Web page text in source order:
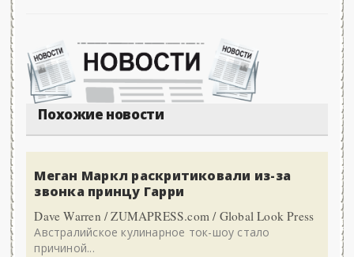
Похожие новости
Меган Маркл раскритиковали из-за
звонка принцу Гарри
Dave Warren / ZUMAPRESS.com / Global Look Press
Австралийское кулинарное ток-шоу стало
причиной...